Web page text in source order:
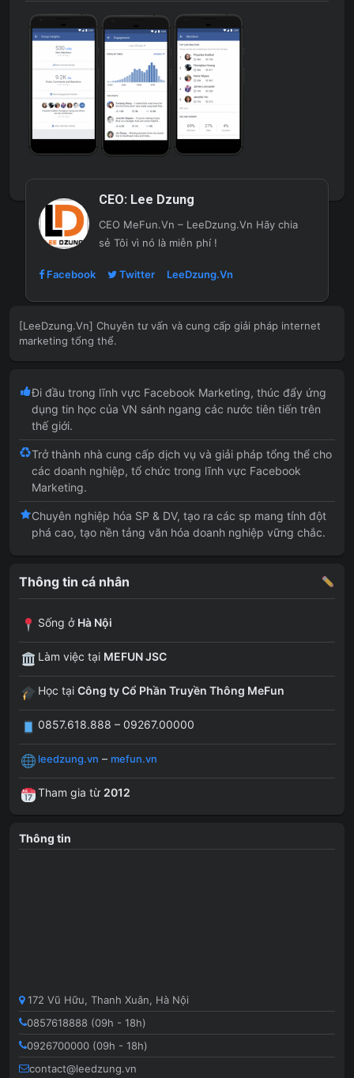
CEO: Lee Dzung
CEO MeFun.Vn – LeeDzung.Vn Hãy chia
sẻ Tôi vì nó là miễn phí !
Facebook Twitter LeeDzung.Vn
[LeeDzung.Vn] Chuyên tư vấn và cung cấp giải pháp internet
marketing tổng thể.
Đi đầu trong lĩnh vực Facebook Marketing, thúc đẩy ứng
dụng tin học của VN sánh ngang các nước tiên tiến trên
thế giới.
Trở thành nhà cung cấp dịch vụ và giải pháp tổng thể cho
các doanh nghiệp, tổ chức trong lĩnh vực Facebook
Marketing.
Chuyên nghiệp hóa SP & DV, tạo ra các sp mang tính đột
phá cao, tạo nền tảng văn hóa doanh nghiệp vững chắc.
Thông tin cá nhân
Sống ở Hà Nội
Làm việc tại MEFUN JSC
Học tại Công ty Cổ Phần Truyền Thông MeFun
0857.618.888 – 09267.00000
leedzung.vn – mefun.vn
Tham gia từ 2012
Thông tin
172 Vũ Hữu, Thanh Xuân, Hà Nội
0857618888 (09h - 18h)
0926700000 (09h - 18h)
contact@leedzung.vn